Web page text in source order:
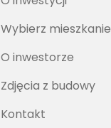
Wybierz mieszkanie
O inwestorze
Zdjęcia z budowy
Kontakt